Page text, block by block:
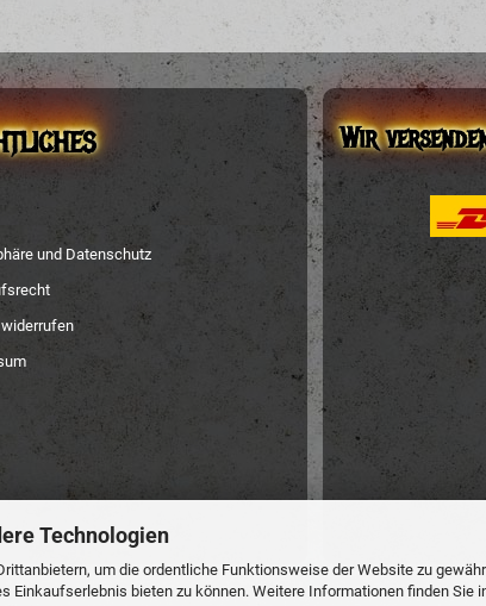
Technologien
um die ordentliche Funktionsweise der Website zu
Einkaufserlebnis bieten zu können. Weitere Informationen finden Sie
und Datenschutz
Wir